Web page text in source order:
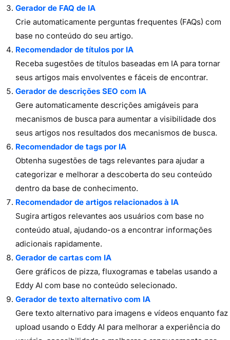
Gerador de FAQ de IA
Crie automaticamente perguntas frequentes (FAQs) com
base no conteúdo do seu artigo.
Recomendador de títulos por IA
Receba sugestões de títulos baseadas em IA para tornar
seus artigos mais envolventes e fáceis de encontrar.
Gerador de descrições SEO com IA
Gere automaticamente descrições amigáveis para
mecanismos de busca para aumentar a visibilidade dos
seus artigos nos resultados dos mecanismos de busca.
Recomendador de tags por IA
Obtenha sugestões de tags relevantes para ajudar a
categorizar e melhorar a descoberta do seu conteúdo
dentro da base de conhecimento.
Recomendador de artigos relacionados à IA
Sugira artigos relevantes aos usuários com base no
conteúdo atual, ajudando-os a encontrar informações
adicionais rapidamente.
Gerador de cartas com IA
Gere gráficos de pizza, fluxogramas e tabelas usando a
Eddy AI com base no conteúdo selecionado.
Gerador de texto alternativo com IA
Gere texto alternativo para imagens e vídeos enquanto faz
upload usando o Eddy AI para melhorar a experiência do